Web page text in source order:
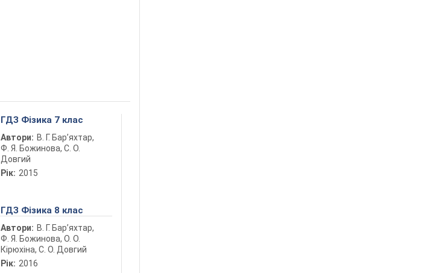
ГДЗ Фізика 7 клас
Автори: В. Г. Бар’яхтар,
Ф. Я. Божинова, С. О.
Довгий
Рік: 2015
ГДЗ Фізика 8 клас
Автори: В. Г. Бар’яхтар,
Ф. Я. Божинова, О. О.
Кірюхіна, С. О. Довгий
Рік: 2016